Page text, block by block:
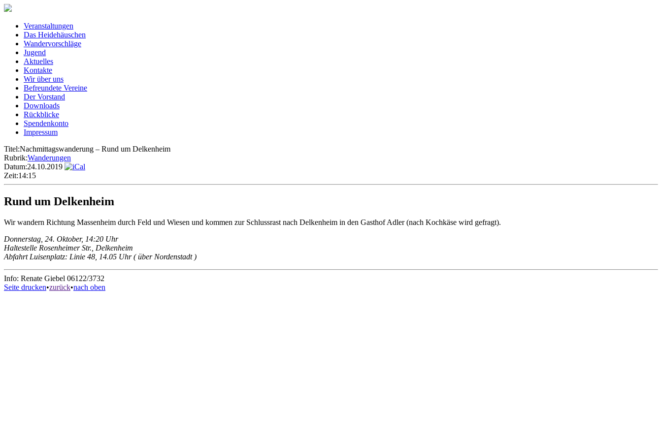
Veranstaltungen
Das Heidehäuschen
Wandervorschläge
Jugend
Aktuelles
Kontakte
Wir über uns
Befreundete Vereine
Der Vorstand
Downloads
Rückblicke
Spendenkonto
Impressum
Titel:Nachmittagswanderung – Rund um Delkenheim
Rubrik:Wanderungen
Datum:24.10.2019
Zeit:14:15
Rund um Delkenheim
Wir wandern Richtung Massenheim durch Feld und Wiesen und kommen zur Schlussrast nach Delkenheim in den Gasthof Adler (nach Kochkäse wird gefragt).
Donnerstag, 24. Oktober, 14:20 Uhr
Haltestelle Rosenheimer Str., Delkenheim
Abfahrt Luisenplatz: Linie 48, 14.05 Uhr ( über Nordenstadt )
Info: Renate Giebel 06122/3732
Seite drucken•zurück•nach oben